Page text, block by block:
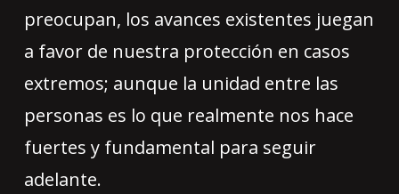
preocupan, los avances existentes juegan
a favor de nuestra protección en casos
extremos; aunque la unidad entre las
personas es lo que realmente nos hace
fuertes y fundamental para seguir
adelante.